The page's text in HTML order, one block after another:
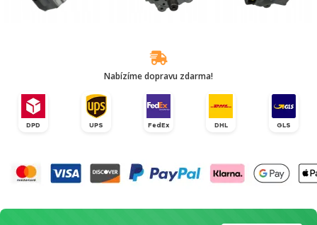
Nabízíme dopravu zdarma!
DPD UPS FedEx DHL GLS